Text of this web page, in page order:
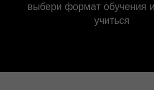
выбери формат обучения
учиться